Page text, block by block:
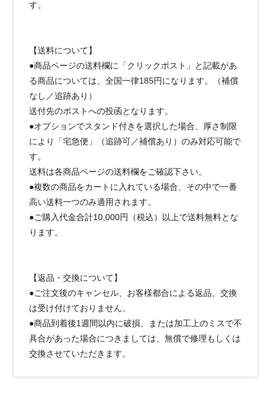
す。
【送料について】
●商品ページの送料欄に「クリックポスト」と記載があ
る商品については、全国一律185円になります。（補償
なし／追跡あり）
送付先のポストへの投函となります。
●オプションでスタンド付きを選択した場合、厚さ制限
により「宅急便」（追跡可／補償あり）のみ対応可能で
す。
送料は各商品ページの送料欄をご確認下さい。
●複数の商品をカートに入れている場合、その中で一番
高い送料一つのみ適用されます。
●ご購入代金合計10,000円（税込）以上で送料無料とな
ります。
【返品・交換について】
●ご注文後のキャンセル、お客様都合による返品、交換
は受け付けておりません。
●商品到着後1週間以内に破損、または加工上のミスで不
具合があった場合につきましては、無償で修理もしくは
交換させていただきます。